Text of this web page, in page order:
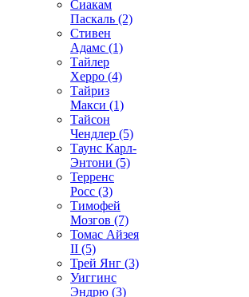
Сиакам
Паскаль (2)
Стивен
Адамс (1)
Тайлер
Херро (4)
Тайриз
Макси (1)
Тайсон
Чендлер (5)
Таунс Карл-
Энтони (5)
Терренс
Росс (3)
Тимофей
Мозгов (7)
Томас Айзея
II (5)
Трей Янг (3)
Уиггинс
Эндрю (3)